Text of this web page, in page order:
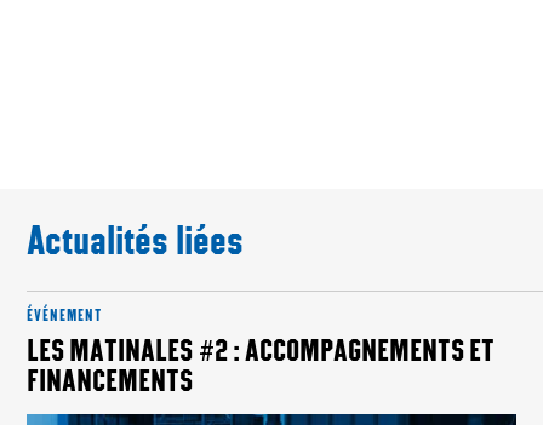
Actualités liées
ÉVÉNEMENT
LES MATINALES #2 : ACCOMPAGNEMENTS ET
FINANCEMENTS